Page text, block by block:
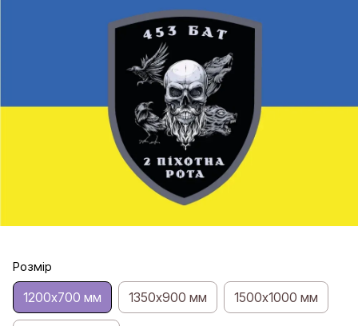
Розмір
1200х700 мм 1350х900 мм 1500х1000 мм